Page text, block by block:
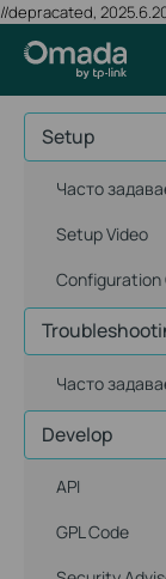
//depracated,
Setup
Часто
Setup Video
Configuration
Часто
Develop
API
GPL Code